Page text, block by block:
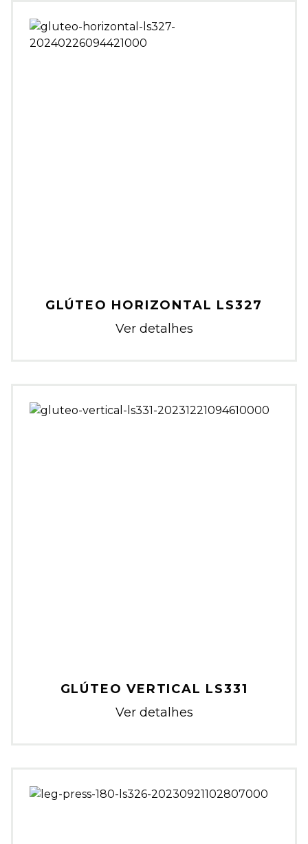
GLÚTEO HORIZONTAL LS327
Ver detalhes
GLÚTEO VERTICAL LS331
Ver detalhes